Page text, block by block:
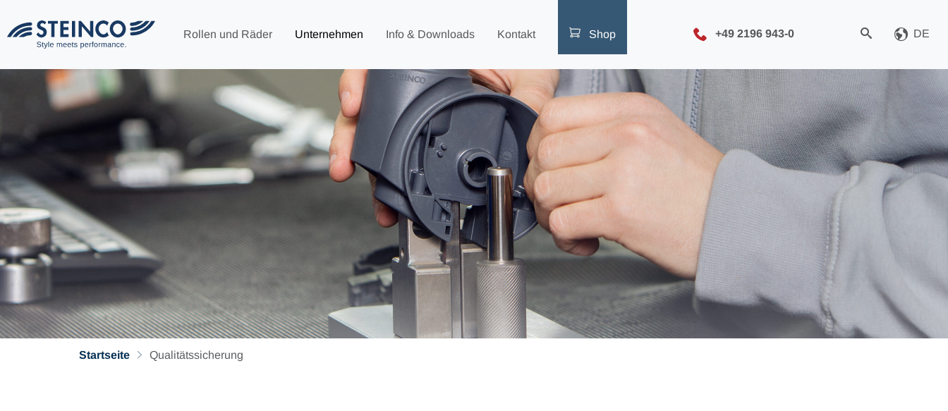
Rollen und Räder Unternehmen Info & Downloads Kontakt Shop +49 2196 943-0 DE
Startseite Qualitätssicherung